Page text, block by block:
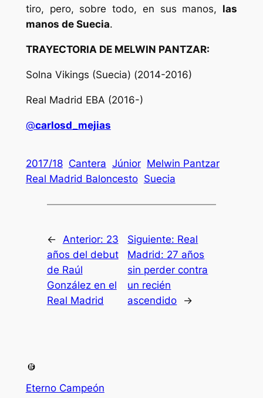
tiro, pero, sobre todo, en sus manos, las
manos de Suecia.
TRAYECTORIA DE MELWIN PANTZAR:
Solna Vikings (Suecia) (2014-2016)
Real Madrid EBA (2016-)
@carlosd_mejias
2017/18 Cantera Júnior Melwin Pantzar
Real Madrid Baloncesto Suecia
← Anterior: 23
años del debut
de Raúl
González en el
Real Madrid
Siguiente: Real
Madrid: 27 años
sin perder contra
un recién
ascendido
→
Eterno Campeón